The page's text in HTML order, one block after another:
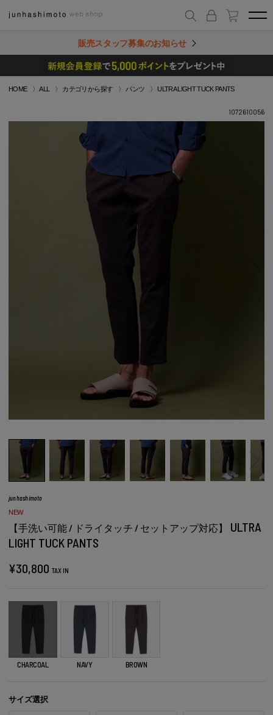
販売スタッフ募集のお知らせ
HOME ALL カテゴリから探す パンツ ULTRA LIGHT TUCK PANTS
1072610056
junhashimoto
NEW
【手洗い可能 / ドライタッチ / セットアップ対応】
ULTRA
LIGHT TUCK PANTS
¥30,800 TAX IN
CHARCOAL NAVY BROWN
サイズ選択